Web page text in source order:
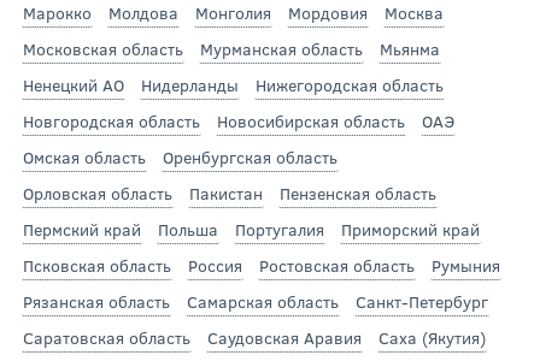
Марокко
Молдова Монголия Мордовия
Москва
Московская область
Мурманская область
Мьянма
Ненецкий АО
Нидерланды
Нижегородская область
Новгородская область
Новосибирская область
ОАЭ
Омская область
Оренбургская область
Орловская область
Пакистан
Пензенская область
Пермский край
Польша Португалия
Приморский край
Псковская область
Россия Ростовская область
Румыния
Рязанская область
Самарская область
Санкт-Петербург
Саратовская область
Саудовская Аравия
Саха (Якутия)